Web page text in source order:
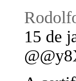
15 de